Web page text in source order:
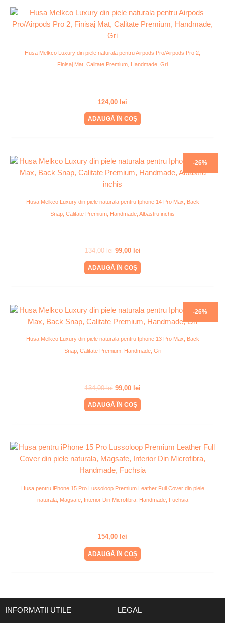
Husa Melkco Luxury din piele naturala pentru Airpods Pro/Airpods Pro 2,
Finisaj Mat, Calitate Premium, Handmade, Gri
124,00 lei
ADAUGĂ ÎN COȘ
-26%
Husa Melkco Luxury din piele naturala pentru Iphone 14 Pro Max, Back
Snap, Calitate Premium, Handmade, Albastru inchis
134,00lei 99,00 lei
ADAUGĂ ÎN COȘ
-26%
Husa Melkco Luxury din piele naturala pentru Iphone 13 Pro Max, Back
Snap, Calitate Premium, Handmade, Gri
134,00lei 99,00 lei
ADAUGĂ ÎN COȘ
Husa pentru iPhone 15 Pro Lussoloop Premium Leather Full Cover din piele
naturala, Magsafe, Interior Din Microfibra, Handmade, Fuchsia
154,00 lei
ADAUGĂ ÎN COȘ
INFORMATII UTILE LEGAL